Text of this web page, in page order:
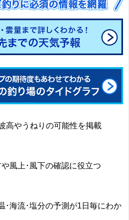
高やうねりの可能性を掲載
風上･風下の確認に役立つ
･海流･塩分の予測が1日毎にわか